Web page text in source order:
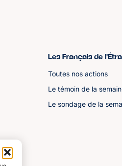
Les Français de
Toutes nos actions
Le témoin de la
Le sondage de la